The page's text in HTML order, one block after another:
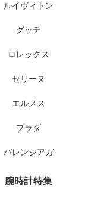
ルイヴィトン
グッチ
ロレックス
セリーヌ
エルメス
プラダ
バレンシアガ
腕時計特集